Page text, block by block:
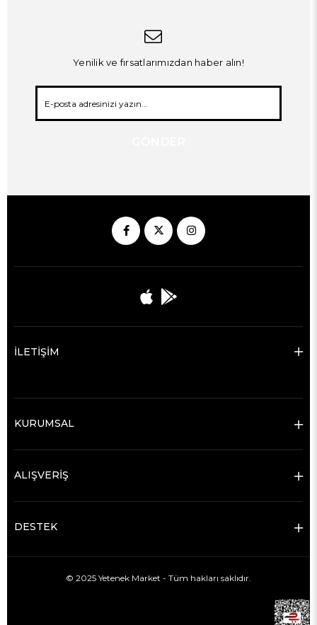
Yenilik ve fırsatlarımızdan haber alın!
İLETİŞİM
KURUMSAL
ALIŞVERİŞ
DESTEK
© 2025 Yetenek Market - Tüm hakları saklıdır.